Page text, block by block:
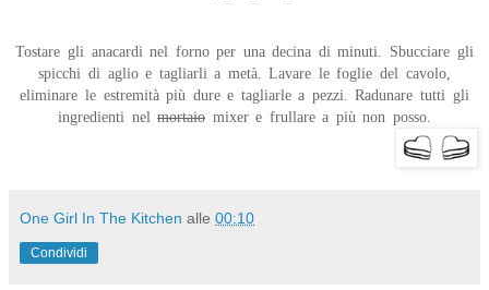
Tostare gli anacardi nel forno per una decina di minuti. Sbucciare gli
spicchi di aglio e tagliarli a metà. Lavare le foglie del cavolo,
eliminare le estremità più dure e tagliarle a pezzi. Radunare tutti gli
ingredienti nelmortaio mixer e frullare a più non posso.
One Girl In The Kitchen alle 00:10
Condividi